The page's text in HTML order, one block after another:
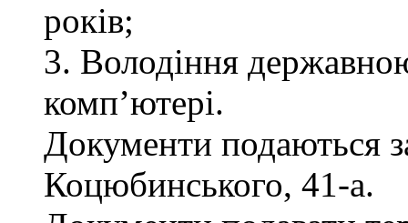
років;
3. Володіння
комп’ютері.
Документи подаються
Коцюбинського, 41-а.